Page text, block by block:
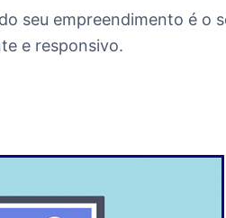
seu empreendimento é o
e responsivo.